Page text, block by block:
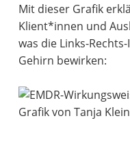
Mit dieser Grafik
Klient*innen und
was die Links-
Gehirn bewirken: